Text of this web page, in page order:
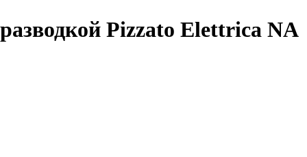
Pizzato Elettrica NA